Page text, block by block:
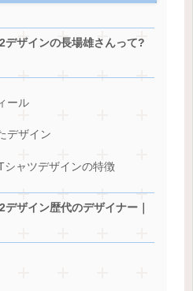
デザインの長場雄さんって?
ール
デザイン
シャツデザインの特徴
ザイン歴代のデザイナー｜